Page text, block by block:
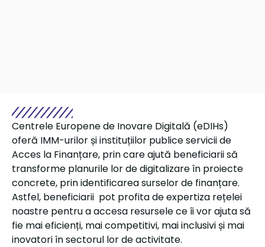
Centrele Europene de Inovare Digitală (eDIHs)
oferă IMM-urilor și instituțiilor publice servicii de
Acces la Finanțare, prin care ajută beneficiarii să
transforme planurile lor de digitalizare în proiecte
concrete, prin identificarea surselor de finanțare.
Astfel, beneficiarii pot profita de expertiza rețelei
noastre pentru a accesa resursele ce îi vor ajuta să
fie mai eficienți, mai competitivi, mai inclusivi și mai
inovatori în sectorul lor de activitate.